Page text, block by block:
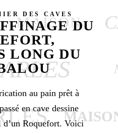
MAISON
DES CAVES
DU
LONG DU
au pain prêt à
en cave dessine
Roquefort. Voici